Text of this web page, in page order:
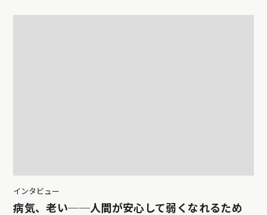
インタビュー
病気、老い──人間が安心して弱くなれるため